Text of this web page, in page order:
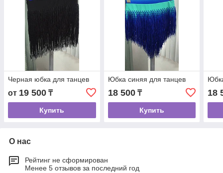
Черная юбка для танцев
от 19 500 ₸
Купить
Юбка синяя для танцев
18 500₸
Купить
18
О нас
Рейтинг не сформирован
Менее 5 отзывов за последний год